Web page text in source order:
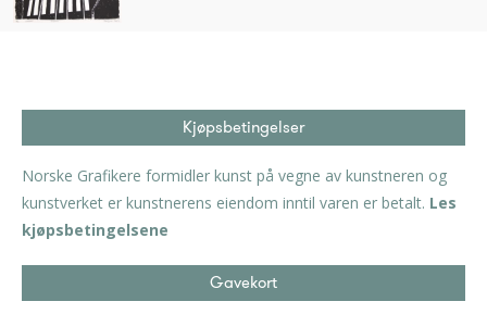
Kjøpsbetingelser
Norske Grafikere formidler kunst på vegne av kunstneren og
kunstverket er kunstnerens eiendom inntil varen er betalt. Les
kjøpsbetingelsene
Gavekort